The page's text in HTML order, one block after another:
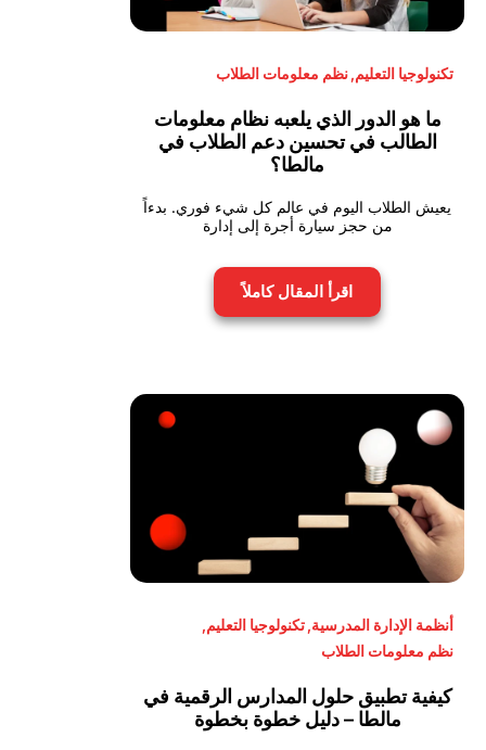
تكنولوجيا التعليم,نظم معلومات الطلاب
ما هو الدور الذي يلعبه نظام معلومات
الطالب في تحسين دعم الطلاب في
مالطا؟
يعيش الطلاب اليوم في عالم كل شيء فوري. بدءاً
من حجز سيارة أجرة إلى إدارة
اقرأ المقال كاملاً
أنظمة الإدارة المدرسية,تكنولوجيا التعليم,
نظم معلومات الطلاب
كيفية تطبيق حلول المدارس الرقمية في
مالطا – دليل خطوة بخطوة